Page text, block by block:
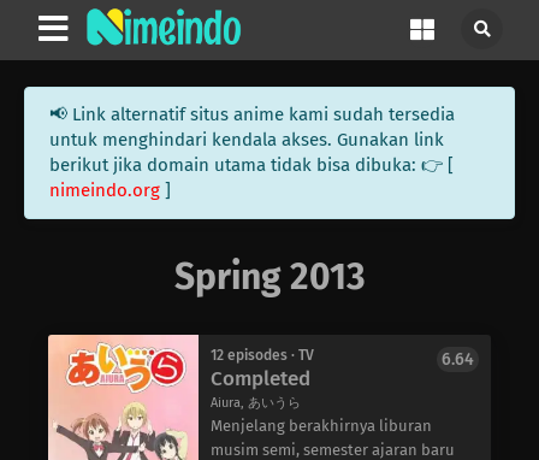
📢 Link alternatif situs anime kami sudah tersedia
untuk menghindari kendala akses. Gunakan link
berikut jika domain utama tidak bisa dibuka: 👉 [
nimeindo.org ]
Spring 2013
12 episodes · TV
Completed
Aiura, あいうら
6.64
Menjelang berakhirnya liburan
musim semi, semester ajaran baru